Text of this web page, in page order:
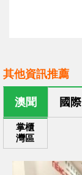
其他資訊推薦
澳聞 國際
掌櫃
灣區